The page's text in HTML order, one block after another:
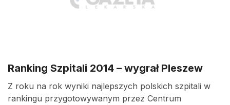
Ranking Szpitali 2014 – wygrał Pleszew
Z roku na rok wyniki najlepszych polskich szpitali w
rankingu przygotowywanym przez Centrum